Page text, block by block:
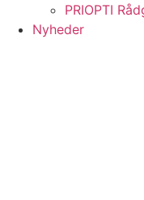
PRIOPTI
Nyheder